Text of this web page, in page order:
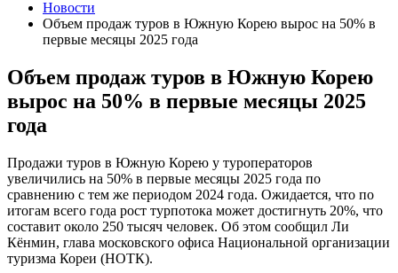
Новости
Объем продаж туров в Южную Корею вырос на 50% в
первые месяцы 2025 года
Объем продаж туров в Южную Корею
вырос на 50% в первые месяцы 2025
года
Продажи туров в Южную Корею у туроператоров
увеличились на 50% в первые месяцы 2025 года по
сравнению с тем же периодом 2024 года. Ожидается, что по
итогам всего года рост турпотока может достигнуть 20%, что
составит около 250 тысяч человек. Об этом сообщил Ли
Кёнмин, глава московского офиса Национальной организации
туризма Кореи (НОТК).